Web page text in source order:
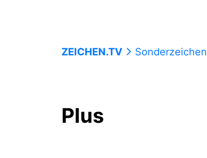
ZEICHEN.TV Sonderzeichen
Plus